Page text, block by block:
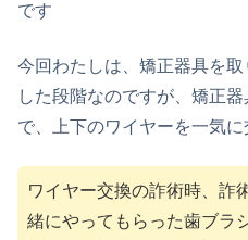
です
今回わたしは、矯正器具を
した段階なのですが、矯正
で、上下のワイヤーを一気
ワイヤー交換の詐術時、詐
緒にやってもらった歯ブラ